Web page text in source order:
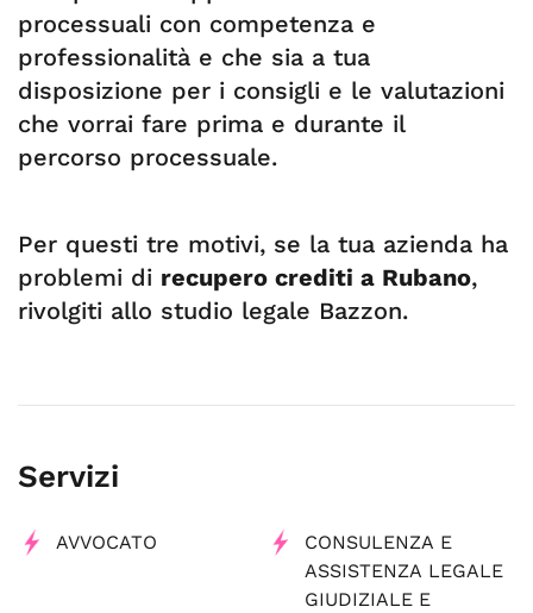
processuali con competenza e
professionalità e che sia a tua
disposizione per i consigli e le valutazioni
che vorrai fare prima e durante il
percorso processuale.
Per questi tre motivi, se la tua azienda ha
problemi di recupero crediti a Rubano,
rivolgiti allo studio legale Bazzon.
Servizi
AVVOCATO
CONSULENZA E
ASSISTENZA LEGALE
GIUDIZIALE E